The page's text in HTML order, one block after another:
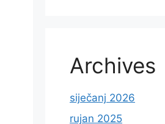
Archives
siječanj 2026
rujan 2025